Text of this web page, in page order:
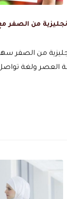
من الصفر
من الصفر
لغة العصر ولغة